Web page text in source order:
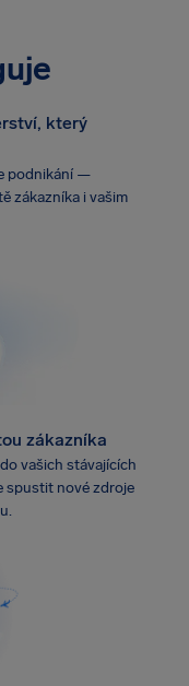
který
podnikání —
zákazníka i vašim
zákazníka
vašich stávajících
spustit nové zdroje